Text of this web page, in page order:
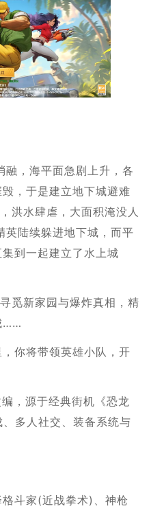
，海平面急剧上升，各
，于是建立地下城避难
洪水肆虐，大面积淹没人
英陆续躲进地下城，而平
到一起建立了水上城
觅新家园与爆炸真相，精
……
你将带领英雄小队，开
，源于经典街机《恐龙
多人社交、装备系统与
斗家(近战拳术)、神枪